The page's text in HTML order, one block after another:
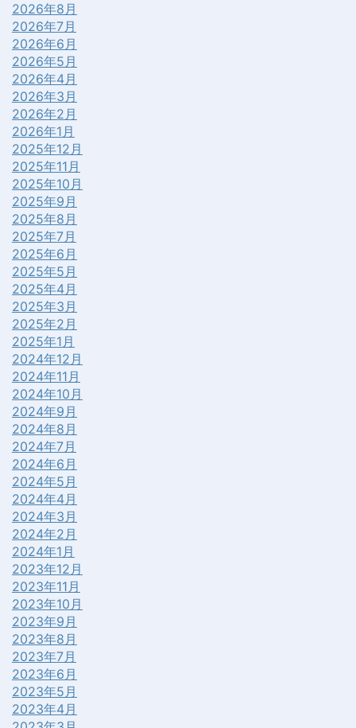
2026年8月
2026年7月
2026年6月
2026年5月
2026年4月
2026年3月
2026年2月
2026年1月
2025年12月
2025年11月
2025年10月
2025年9月
2025年8月
2025年7月
2025年6月
2025年5月
2025年4月
2025年3月
2025年2月
2025年1月
2024年12月
2024年11月
2024年10月
2024年9月
2024年8月
2024年7月
2024年6月
2024年5月
2024年4月
2024年3月
2024年2月
2024年1月
2023年12月
2023年11月
2023年10月
2023年9月
2023年8月
2023年7月
2023年6月
2023年5月
2023年4月